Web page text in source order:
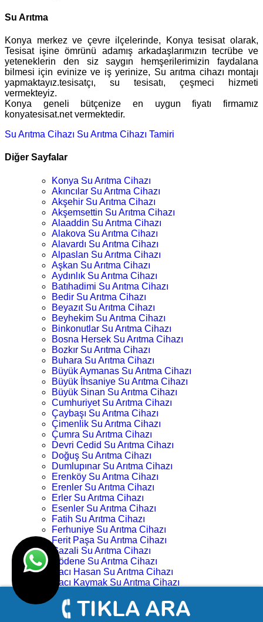
Su Arıtma
Konya merkez ve çevre ilçelerinde, Konya tesisat olarak,
Tesisat işine ömrünü adamış arkadaşlarımızın tecrübe ve
yeteneklerin den siz saygın hemşerilerimizin faydalana
bilmesi için evinize ve iş yerinize, Su arıtma cihazı montajı
yapmaktayız.tesisatçı, su tesisatı, çeşmeci hizmeti
vermekteyiz.
Konya geneli bütçenize en uygun fiyatı firmamız
konyatesisat.net vermektedir.
Su Arıtma Cihazı Su Arıtma Cihazı Tamiri
Diğer Sayfalar
Konya Su Arıtma Cihazı
Akıncılar Su Arıtma Cihazı
Akşehir Su Arıtma Cihazı
Akşemsettin Su Arıtma Cihazı
Alaaddin Su Arıtma Cihazı
Alakova Su Arıtma Cihazı
Alavardı Su Arıtma Cihazı
Alpaslan Su Arıtma Cihazı
Aşkan Su Arıtma Cihazı
Aydınlık Su Arıtma Cihazı
Batıhadimi Su Arıtma Cihazı
Bedir Su Arıtma Cihazı
Beyazıt Su Arıtma Cihazı
Beyhekim Su Arıtma Cihazı
Binkonutlar Su Arıtma Cihazı
Bosna Hersek Su Arıtma Cihazı
Bozkır Su Arıtma Cihazı
Buhara Su Arıtma Cihazı
Büyük Aymanas Su Arıtma Cihazı
Büyük İhsaniye Su Arıtma Cihazı
Büyük Sinan Su Arıtma Cihazı
Cumhuriyet Su Arıtma Cihazı
Çaybaşı Su Arıtma Cihazı
Çimenlik Su Arıtma Cihazı
Çumra Su Arıtma Cihazı
Devri Cedid Su Arıtma Cihazı
Doğuş Su Arıtma Cihazı
Dumlupınar Su Arıtma Cihazı
Erenköy Su Arıtma Cihazı
Erenler Su Arıtma Cihazı
Erler Su Arıtma Cihazı
Esenler Su Arıtma Cihazı
Fatih Su Arıtma Cihazı
Ferhuniye Su Arıtma Cihazı
Ferit Paşa Su Arıtma Cihazı
Gazali Su Arıtma Cihazı
Gödene Su Arıtma Cihazı
Hacı Hasan Su Arıtma Cihazı
Hacı Kaymak Su Arıtma Cihazı
Hacı Yusuf Mescit Su Arıtma Cihazı
Hacıveyiszade Su Arıtma Cihazı
Hamza Oğlu Su Arıtma Cihazı